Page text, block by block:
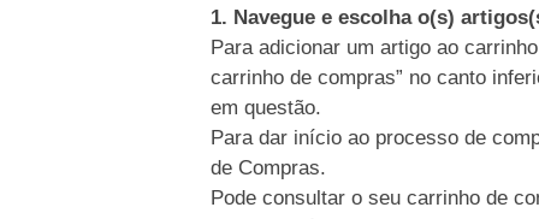
1. Navegue e escolha o(s)
Para adicionar um artigo ao
carrinho de compras” no canto
em questão.
Para dar início ao processo de
de Compras.
Pode consultar o seu carrinho de